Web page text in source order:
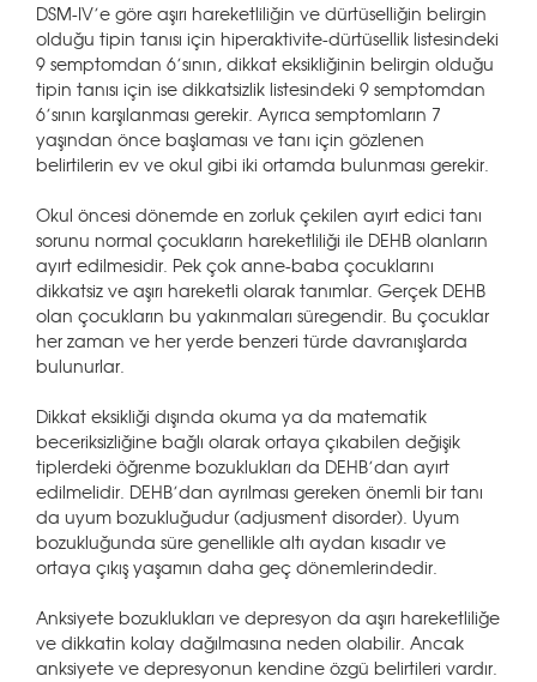
DSM-IV’e göre aşırı hareketliliğin ve dürtüselliğin belirgin
olduğu tipin tanısı için hiperaktivite-dürtüsellik listesindeki
9 semptomdan 6’sının, dikkat eksikliğinin belirgin olduğu
tipin tanısı için ise dikkatsizlik listesindeki 9 semptomdan
6’sının karşılanması gerekir. Ayrıca semptomların 7
yaşından önce başlaması ve tanı için gözlenen
belirtilerin ev ve okul gibi iki ortamda bulunması gerekir.
Okul öncesi dönemde en zorluk çekilen ayırt edici tanı
sorunu normal çocukların hareketliliği ile DEHB olanların
ayırt edilmesidir. Pek çok anne-baba çocuklarını
dikkatsiz ve aşırı hareketli olarak tanımlar. Gerçek DEHB
olan çocukların bu yakınmaları süregendir. Bu çocuklar
her zaman ve her yerde benzeri türde davranışlarda
bulunurlar.
Dikkat eksikliği dışında okuma ya da matematik
beceriksizliğine bağlı olarak ortaya çıkabilen değişik
tiplerdeki öğrenme bozuklukları da DEHB’dan ayırt
edilmelidir. DEHB’dan ayrılması gereken önemli bir tanı
da uyum bozukluğudur (adjusment disorder). Uyum
bozukluğunda süre genellikle altı aydan kısadır ve
ortaya çıkış yaşamın daha geç dönemlerindedir.
Anksiyete bozuklukları ve depresyon da aşırı hareketliliğe
ve dikkatin kolay dağılmasına neden olabilir. Ancak
anksiyete ve depresyonun kendine özgü belirtileri vardır.